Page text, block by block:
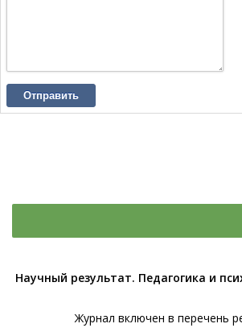
Отправить
Научный результат. Педагогика и
Журнал включен в перечень